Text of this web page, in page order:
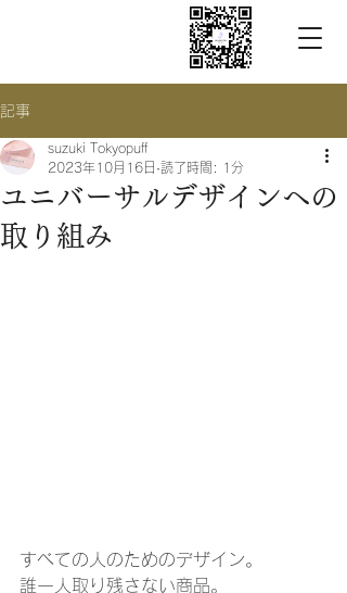
記事
ユニバーサルデザインへの
取り組み
suzuki Tokyopuff
2023年10月16日 読了時間: 1分
すべての人のためのデザイン。
誰一人取り残さない商品。